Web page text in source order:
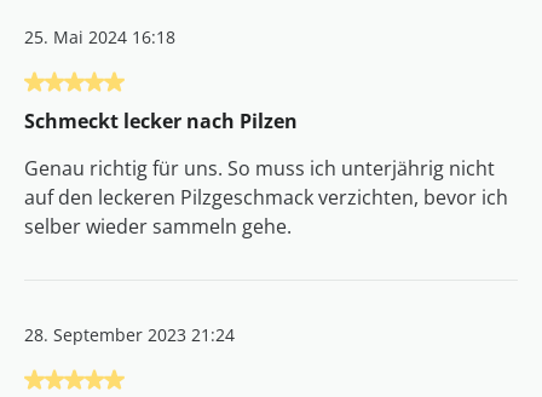
25. Mai 2024 16:18
Bewertung mit 5 von 5 Sternen
Schmeckt lecker nach Pilzen
Genau richtig für uns. So muss ich unterjährig nicht
auf den leckeren Pilzgeschmack verzichten, bevor ich
selber wieder sammeln gehe.
28. September 2023 21:24
Bewertung mit 5 von 5 Sternen